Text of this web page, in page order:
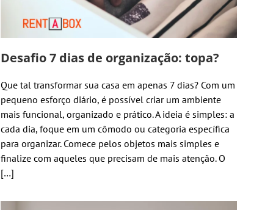
Desafio 7 dias de organização: topa?
Que tal transformar sua casa em apenas 7 dias? Com um
pequeno esforço diário, é possível criar um ambiente
mais funcional, organizado e prático. A ideia é simples: a
cada dia, foque em um cômodo ou categoria específica
para organizar. Comece pelos objetos mais simples e
finalize com aqueles que precisam de mais atenção. O
[…]